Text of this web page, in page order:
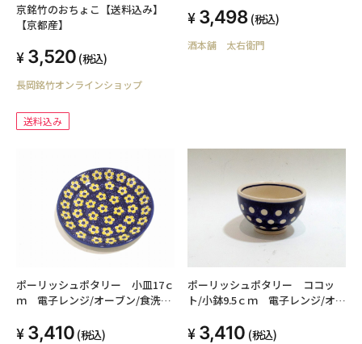
京銘竹のおちょこ【送料込み】
【京都産】
3,520 (税込)
長岡銘竹オンラインショップ
送料込み
3,498 (税込)
酒本舗 太右衛門
ポーリッシュポタリー 小皿17ｃ
ｍ 電子レンジ/オーブン/食洗器
3,410 (税込)
ポーリッシュポタリー ココッ
ト/小鉢9.5ｃｍ 電子レンジ/オー
3,410 (税込)